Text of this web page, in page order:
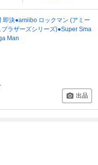
即決●amiibo ロックマン (アミー
ラザーズシリーズ)●Super Sma
Man
出品